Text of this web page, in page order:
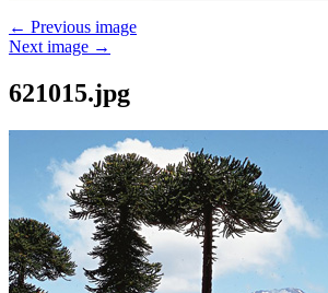
← Previous image
Next image →
621015.jpg